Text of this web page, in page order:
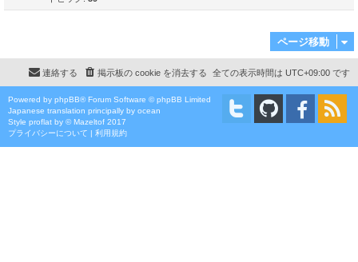
ページ移動
全ての表示時間は UTC+09:00 です
掲示板の cookie を消去する
連絡する
Powered by phpBB® Forum Software © phpBB Limited
Japanese translation principally by ocean
Style proflat by ©Mazeltof 2017
プライバシーについて | 利用規約